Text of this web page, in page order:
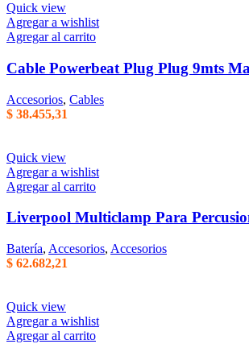
Quick view
Agregar a wishlist
Agregar al carrito
Cable Powerbeat Plug Plug 9mts
Accesorios, Cables
$ 38.455,31
Quick view
Agregar a wishlist
Agregar al carrito
Liverpool Multiclamp Para
Batería, Accesorios, Accesorios
$ 62.682,21
Quick view
Agregar a wishlist
Agregar al carrito